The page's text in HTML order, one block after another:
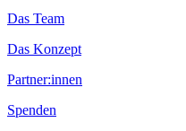
Das Team
Das Konzept
Partner:innen
Spenden